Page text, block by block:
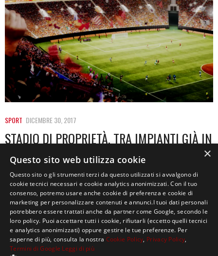
SPORT DICEMBRE 30, 2017
STADIO DI PROPRIETÀ, TRA IMPIANTI GIÀ IN
USO E IDEE PRONTE A DIVENTARE REALTÀ –
PARTE 2
Il modello di riferimento non può che essere quello
della Premier League. Stadi belli, comodi,…
×
Questo sito web utilizza cookie
Questo sito o gli strumenti terzi da questo utilizzati si avvalgono di
cookie tecnici necessari e cookie analytics anonimizzati. Con il tuo
consenso, potremo usare anche cookie di preferenza e cookie di
marketing per personalizzare contenuti e annunci.I tuoi dati personali
potrebbero essere trattati anche da partner come Google, secondo le
loro policy. Puoi accettare tutti i cookie, rifiutarli (eccetto quelli tecnici
e analytics anonimizzati) oppure gestire le tue preferenze. Per
saperne di più, consulta la nostra Cookie Policy, Privacy Policy,
Termini di Google Leggi di più